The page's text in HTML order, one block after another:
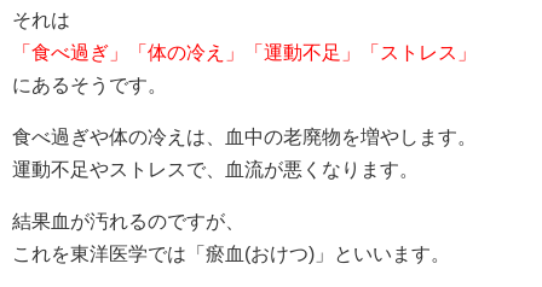
それは
「食べ過ぎ」「体の冷え」「運動不足」「ストレス」
にあるそうです。
食べ過ぎや体の冷えは、血中の老廃物を増やします。
運動不足やストレスで、血流が悪くなります。
結果血が汚れるのですが、
これを東洋医学では「瘀血(おけつ)」といいます。